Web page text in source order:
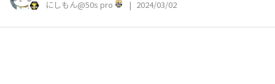
にしもん@50s pro | 2024/03/02